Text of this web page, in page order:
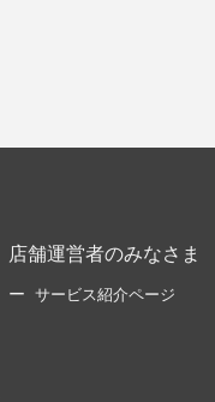
店舗運営者のみなさま
サービス紹介ページ